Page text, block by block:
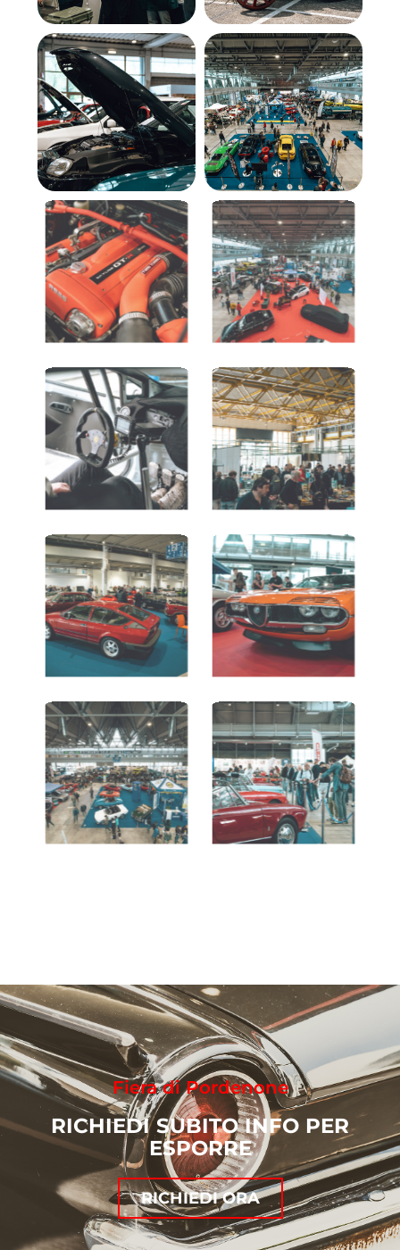
Fiera di Pordenone
RICHIEDI SUBITO INFO PER
ESPORRE
RICHIEDI ORA